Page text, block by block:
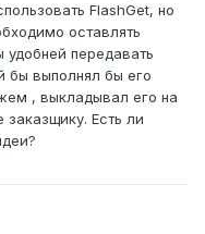
FlashGet, но
оставлять
удобней передавать
бы выполнял бы его
, выкладывал его на
заказщику. Есть ли